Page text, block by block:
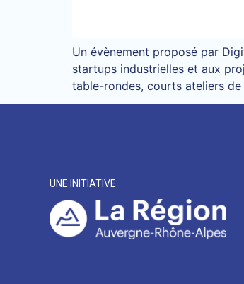
Un évènement proposé par
startups industrielles et aux
table-rondes, courts ateliers
UNE INITIATIVE